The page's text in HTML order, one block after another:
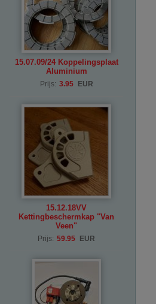
15.07.09/24 Koppelingsplaat
Aluminium
Prijs: 3.95 EUR
15.12.18VV
Kettingbeschermkap "Van
Veen"
Prijs: 59.95 EUR